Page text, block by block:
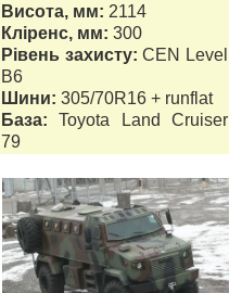
Висота, мм: 2114
Кліренс, мм: 300
Рівень захисту: CEN Level
B6
Шини: 305/70R16 + runflat
База: Toyota Land Cruiser
79